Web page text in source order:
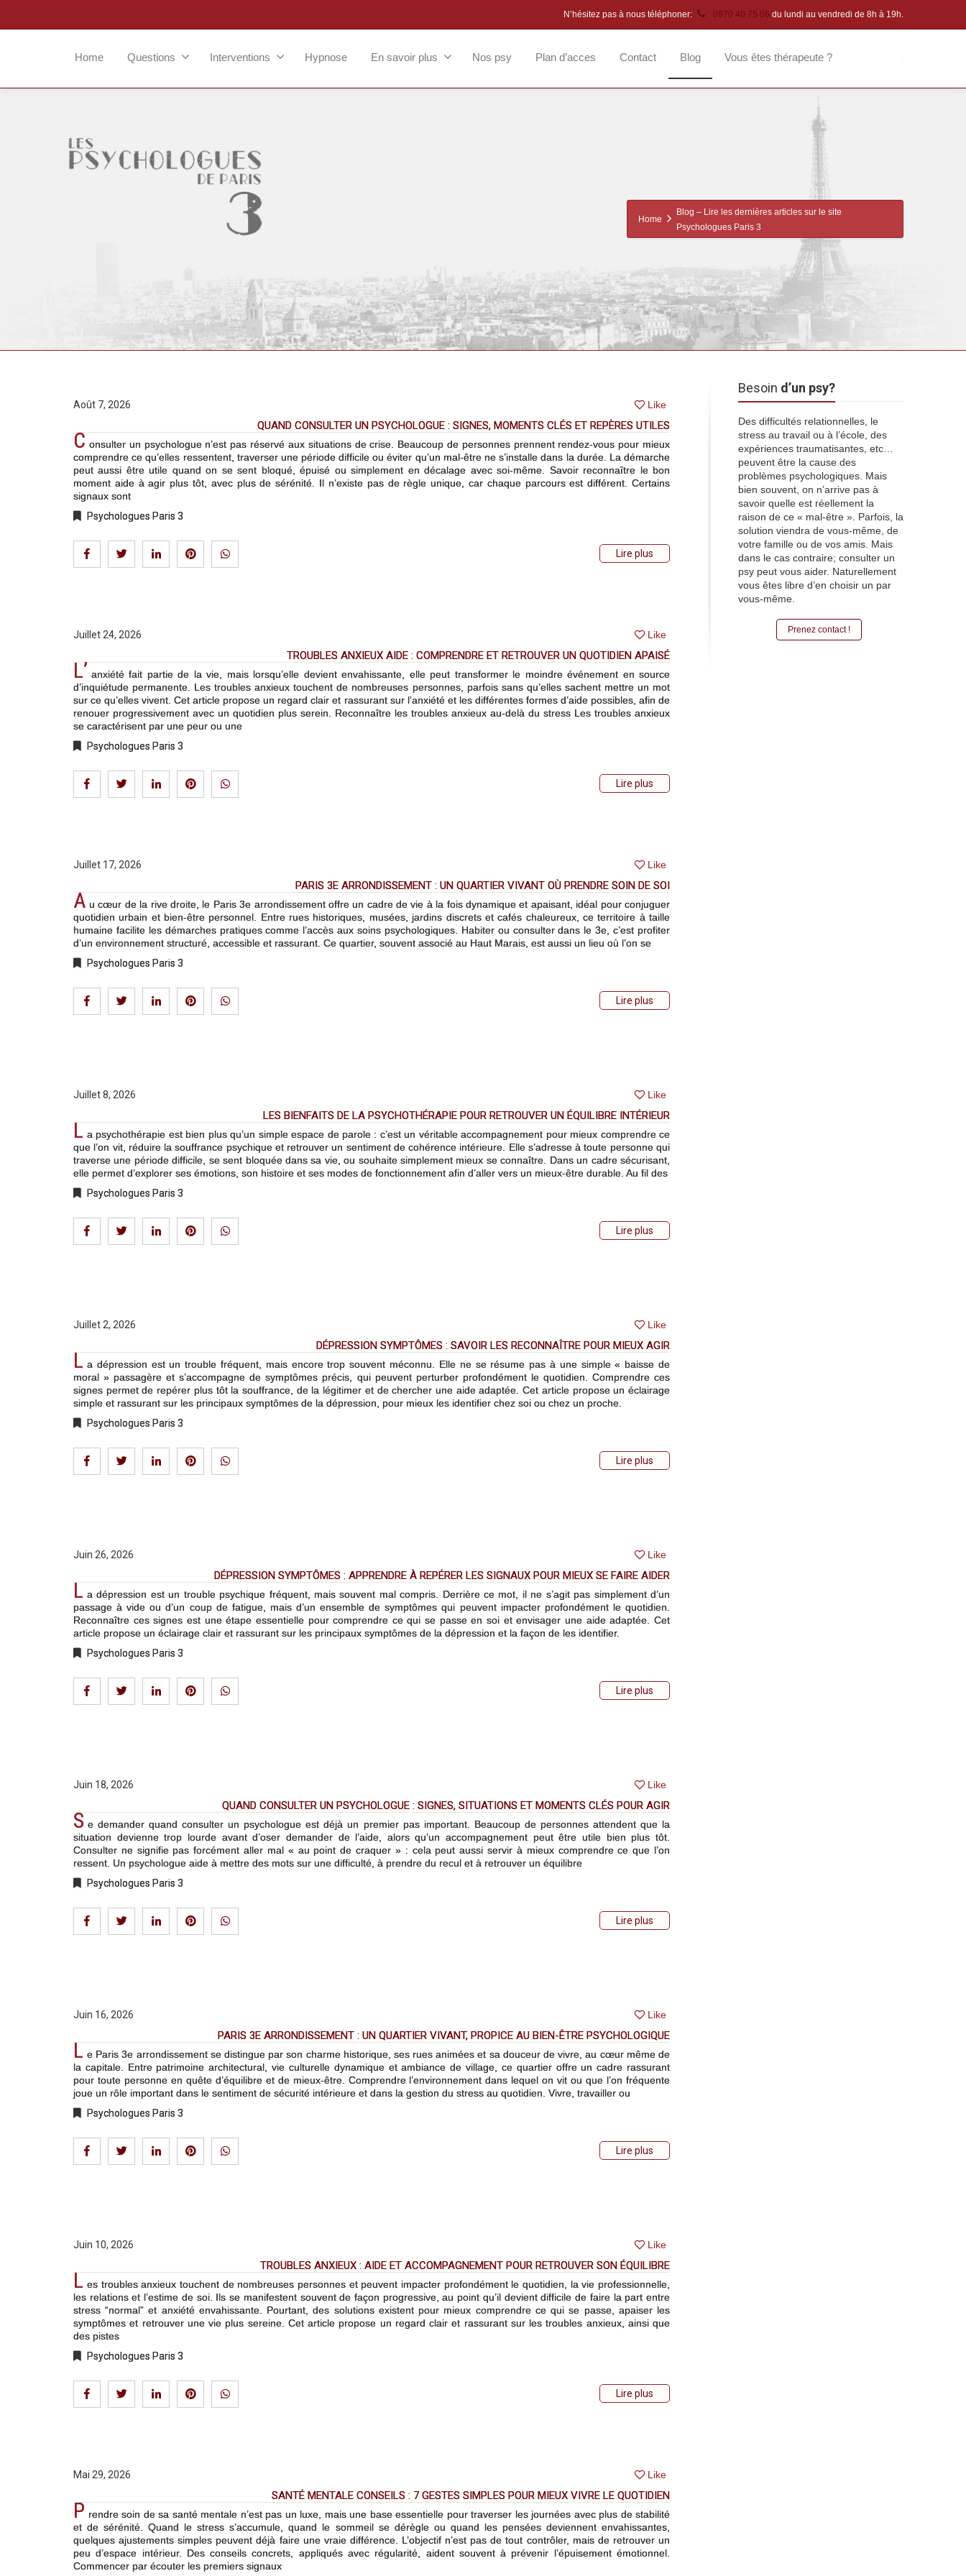
N’hésitez pas à nous téléphoner: 0970 40 75 06 du lundi au vendredi de 8h à 19h.
Home Questions Interventions Hypnose En savoir plus Nos psy Plan d’acces Contact Blog Vous êtes thérapeute ?
Home
Blog – Lire les dernières articles sur le site
Psychologues Paris 3
Août 7, 2026 Like
QUAND CONSULTER UN PSYCHOLOGUE : SIGNES, MOMENTS CLÉS ET REPÈRES UTILES
C onsulter un psychologue n’est pas réservé aux situations de crise. Beaucoup de personnes prennent rendez-vous pour mieux
comprendre ce qu’elles ressentent, traverser une période difficile ou éviter qu’un mal-être ne s’installe dans la durée. La démarche
peut aussi être utile quand on se sent bloqué, épuisé ou simplement en décalage avec soi-même. Savoir reconnaître le bon
moment aide à agir plus tôt, avec plus de sérénité. Il n’existe pas de règle unique, car chaque parcours est différent. Certains
signaux sont
Psychologues Paris 3
Lire plus
Juillet 24, 2026 Like
TROUBLES ANXIEUX AIDE : COMPRENDRE ET RETROUVER UN QUOTIDIEN APAISÉ
L’ anxiété fait partie de la vie, mais lorsqu’elle devient envahissante, elle peut transformer le moindre événement en source
d’inquiétude permanente. Les troubles anxieux touchent de nombreuses personnes, parfois sans qu’elles sachent mettre un mot
sur ce qu’elles vivent. Cet article propose un regard clair et rassurant sur l’anxiété et les différentes formes d’aide possibles, afin de
renouer progressivement avec un quotidien plus serein. Reconnaître les troubles anxieux au-delà du stress Les troubles anxieux
se caractérisent par une peur ou une
Psychologues Paris 3
Lire plus
Juillet 17, 2026 Like
PARIS 3E ARRONDISSEMENT : UN QUARTIER VIVANT OÙ PRENDRE SOIN DE SOI
A u cœur de la rive droite, le Paris 3e arrondissement offre un cadre de vie à la fois dynamique et apaisant, idéal pour conjuguer
quotidien urbain et bien-être personnel. Entre rues historiques, musées, jardins discrets et cafés chaleureux, ce territoire à taille
humaine facilite les démarches pratiques comme l’accès aux soins psychologiques. Habiter ou consulter dans le 3e, c’est profiter
d’un environnement structuré, accessible et rassurant. Ce quartier, souvent associé au Haut Marais, est aussi un lieu où l’on se
Psychologues Paris 3
Lire plus
Juillet 8, 2026 Like
LES BIENFAITS DE LA PSYCHOTHÉRAPIE POUR RETROUVER UN ÉQUILIBRE INTÉRIEUR
L a psychothérapie est bien plus qu’un simple espace de parole : c’est un véritable accompagnement pour mieux comprendre ce
que l’on vit, réduire la souffrance psychique et retrouver un sentiment de cohérence intérieure. Elle s’adresse à toute personne qui
traverse une période difficile, se sent bloquée dans sa vie, ou souhaite simplement mieux se connaître. Dans un cadre sécurisant,
elle permet d’explorer ses émotions, son histoire et ses modes de fonctionnement afin d’aller vers un mieux-être durable. Au fil des
Psychologues Paris 3
Lire plus
Juillet 2, 2026 Like
DÉPRESSION SYMPTÔMES : SAVOIR LES RECONNAÎTRE POUR MIEUX AGIR
L a dépression est un trouble fréquent, mais encore trop souvent méconnu. Elle ne se résume pas à une simple « baisse de
moral » passagère et s’accompagne de symptômes précis, qui peuvent perturber profondément le quotidien. Comprendre ces
signes permet de repérer plus tôt la souffrance, de la légitimer et de chercher une aide adaptée. Cet article propose un éclairage
simple et rassurant sur les principaux symptômes de la dépression, pour mieux les identifier chez soi ou chez un proche.
Psychologues Paris 3
Lire plus
Juin 26, 2026 Like
DÉPRESSION SYMPTÔMES : APPRENDRE À REPÉRER LES SIGNAUX POUR MIEUX SE FAIRE AIDER
L a dépression est un trouble psychique fréquent, mais souvent mal compris. Derrière ce mot, il ne s’agit pas simplement d’un
passage à vide ou d’un coup de fatigue, mais d’un ensemble de symptômes qui peuvent impacter profondément le quotidien.
Reconnaître ces signes est une étape essentielle pour comprendre ce qui se passe en soi et envisager une aide adaptée. Cet
article propose un éclairage clair et rassurant sur les principaux symptômes de la dépression et la façon de les identifier.
Psychologues Paris 3
Lire plus
Juin 18, 2026 Like
QUAND CONSULTER UN PSYCHOLOGUE : SIGNES, SITUATIONS ET MOMENTS CLÉS POUR AGIR
S e demander quand consulter un psychologue est déjà un premier pas important. Beaucoup de personnes attendent que la
situation devienne trop lourde avant d’oser demander de l’aide, alors qu’un accompagnement peut être utile bien plus tôt.
Consulter ne signifie pas forcément aller mal « au point de craquer » : cela peut aussi servir à mieux comprendre ce que l’on
ressent. Un psychologue aide à mettre des mots sur une difficulté, à prendre du recul et à retrouver un équilibre
Psychologues Paris 3
Lire plus
Juin 16, 2026 Like
PARIS 3E ARRONDISSEMENT : UN QUARTIER VIVANT, PROPICE AU BIEN-ÊTRE PSYCHOLOGIQUE
L e Paris 3e arrondissement se distingue par son charme historique, ses rues animées et sa douceur de vivre, au cœur même de
la capitale. Entre patrimoine architectural, vie culturelle dynamique et ambiance de village, ce quartier offre un cadre rassurant
pour toute personne en quête d’équilibre et de mieux-être. Comprendre l’environnement dans lequel on vit ou que l’on fréquente
joue un rôle important dans le sentiment de sécurité intérieure et dans la gestion du stress au quotidien. Vivre, travailler ou
Psychologues Paris 3
Lire plus
Juin 10, 2026 Like
TROUBLES ANXIEUX : AIDE ET ACCOMPAGNEMENT POUR RETROUVER SON ÉQUILIBRE
L es troubles anxieux touchent de nombreuses personnes et peuvent impacter profondément le quotidien, la vie professionnelle,
les relations et l’estime de soi. Ils se manifestent souvent de façon progressive, au point qu’il devient difficile de faire la part entre
stress “normal” et anxiété envahissante. Pourtant, des solutions existent pour mieux comprendre ce qui se passe, apaiser les
symptômes et retrouver une vie plus sereine. Cet article propose un regard clair et rassurant sur les troubles anxieux, ainsi que
des pistes
Psychologues Paris 3
Lire plus
Mai 29, 2026 Like
SANTÉ MENTALE CONSEILS : 7 GESTES SIMPLES POUR MIEUX VIVRE LE QUOTIDIEN
P rendre soin de sa santé mentale n’est pas un luxe, mais une base essentielle pour traverser les journées avec plus de stabilité
et de sérénité. Quand le stress s’accumule, quand le sommeil se dérègle ou quand les pensées deviennent envahissantes,
quelques ajustements simples peuvent déjà faire une vraie différence. L’objectif n’est pas de tout contrôler, mais de retrouver un
peu d’espace intérieur. Des conseils concrets, appliqués avec régularité, aident souvent à prévenir l’épuisement émotionnel.
Commencer par écouter les premiers signaux
Besoin d’un psy?
Des difficultés relationnelles, le
stress au travail ou à l’école, des
expériences traumatisantes, etc…
peuvent être la cause des
problèmes psychologiques. Mais
bien souvent, on n’arrive pas à
savoir quelle est réellement la
raison de ce « mal-être ». Parfois, la
solution viendra de vous-même, de
votre famille ou de vos amis. Mais
dans le cas contraire; consulter un
psy peut vous aider. Naturellement
vous êtes libre d’en choisir un par
vous-même.
Prenez contact !